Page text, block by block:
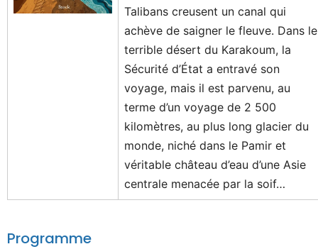
Talibans creusent un canal qui
achève de saigner le fleuve. Dans le
terrible désert du Karakoum, la
Sécurité d’État a entravé son
voyage, mais il est parvenu, au
terme d’un voyage de 2 500
kilomètres, au plus long glacier du
monde, niché dans le Pamir et
véritable château d’eau d’une Asie
centrale menacée par la soif…
Programme